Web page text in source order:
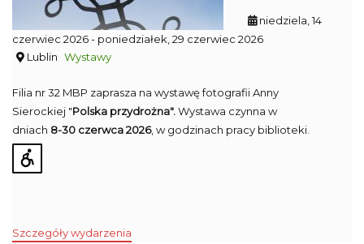
niedziela, 14
czerwiec 2026- poniedziałek, 29 czerwiec 2026
Lublin Wystawy
Filia nr 32 MBP zaprasza na wystawę fotografii Anny
Sierockiej "Polska przydrożna".Wystawa czynna w
dniach 8-30 czerwca 2026, w godzinach pracy biblioteki.
Szczegóły wydarzenia